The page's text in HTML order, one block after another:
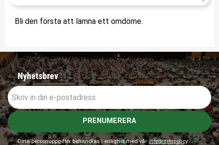
Bli den första att lämna ett omdöme.
Nyhetsbrev
PRENUMERERA
Dina personuppgifter behandlas i enlighet med vår integritetspolicy.